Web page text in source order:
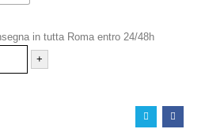
in tutta Roma entro 24/48h
+